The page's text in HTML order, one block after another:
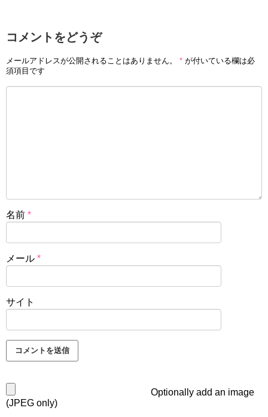
コメントをどうぞ
メールアドレスが公開されることはありません。 * が付いている欄は必
須項目です
名前 *
メール *
サイト
Optionally add an image
(JPEG only)